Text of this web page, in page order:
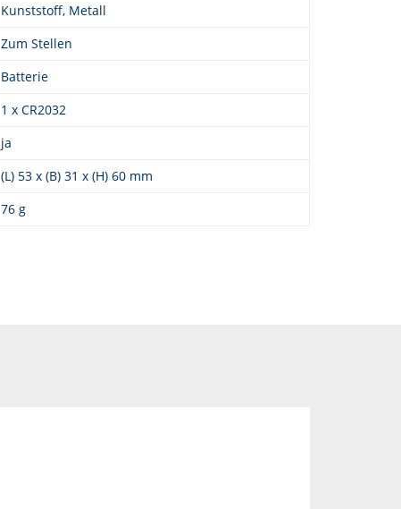
Kunststoff, Metall
Zum Stellen
Batterie
1 x CR2032
ja
(L) 53 x (B) 31 x (H) 60 mm
76 g